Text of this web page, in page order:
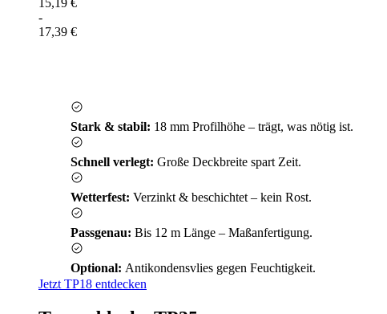
15,19 €
-
17,39 €
Stark & stabil: 18 mm Profilhöhe – trägt, was nötig ist.
Schnell verlegt: Große Deckbreite spart Zeit.
Wetterfest: Verzinkt & beschichtet – kein Rost.
Passgenau: Bis 12 m Länge – Maßanfertigung.
Optional: Antikondensvlies gegen Feuchtigkeit.
Jetzt TP18 entdecken